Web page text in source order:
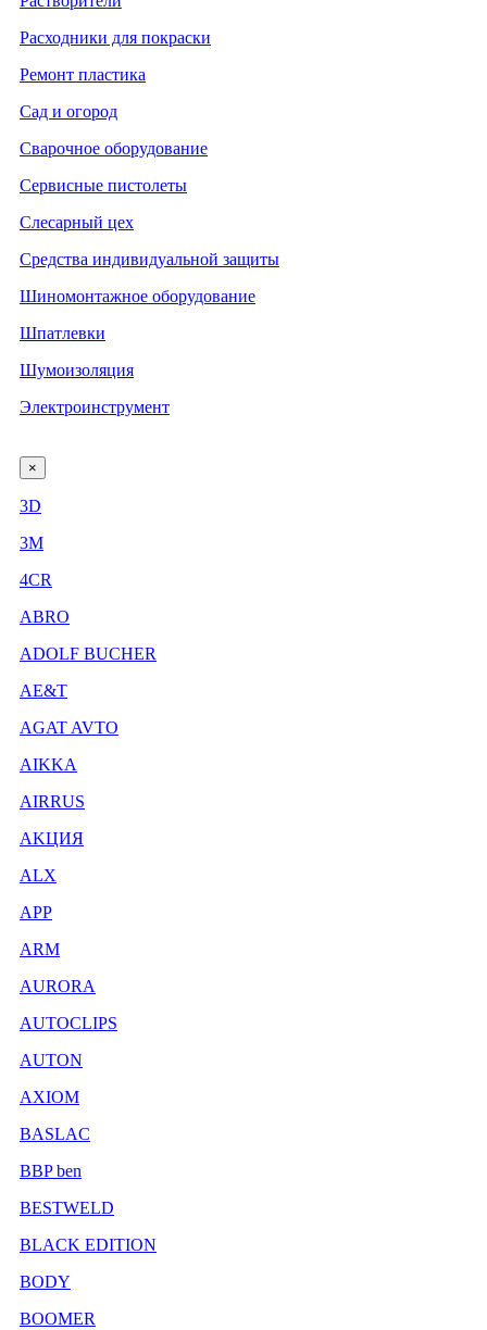
Расходники для покраски
Ремонт пластика
Сад и огород
Сварочное оборудование
Сервисные пистолеты
Слесарный цех
Средства индивидуальной защиты
Шиномонтажное оборудование
Шпатлевки
Шумоизоляция
Электроинструмент
×
3D
3М
4CR
ABRO
ADOLF BUCHER
AE&T
AGAT AVTO
AIKKA
AIRRUS
AKЦИЯ
ALX
APP
ARM
AURORA
AUTOCLIPS
AUTON
AXIOM
BASLAC
BBP ben
BESTWELD
BLACK EDITION
BODY
BOOMER